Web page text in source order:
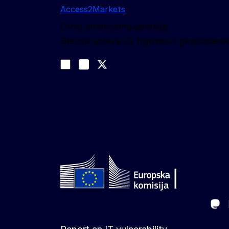
Access2Markets
Ovim stranicama upravlja:
Glavna uprava za trgovinu i
Join us on LinkedIn
Trade-Off podcast